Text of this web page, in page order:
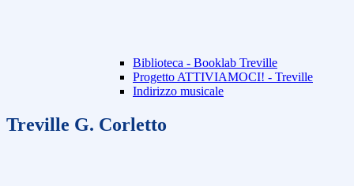
Biblioteca - Booklab Treville
Progetto ATTIVIAMOCI! - Treville
Indirizzo musicale
Treville G. Corletto